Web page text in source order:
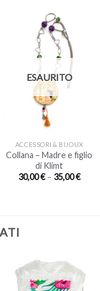
ESAURITO
ACCESSORI & BIJOUX
Collana – Madre e figlio
di Klimt
30,00€– 35,00€